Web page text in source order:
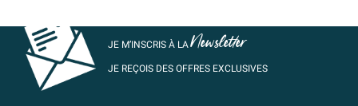
JE M’INSCRIS À LANewsletter
JE REÇOIS DES OFFRES EXCLUSIVES